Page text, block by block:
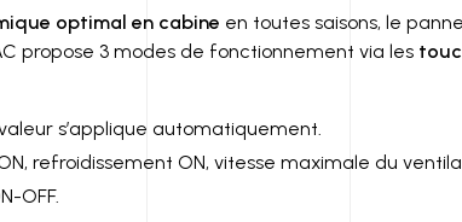
optimal en cabine en toutes saisons, le
propose 3 modes de fonctionnement via les
s’applique automatiquement.
refroidissement ON, vitesse maximale du
OFF.